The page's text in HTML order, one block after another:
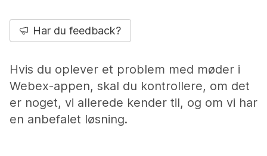
Har du feedback?
Hvis du oplever et problem med møder i
Webex-appen, skal du kontrollere, om det
er noget, vi allerede kender til, og om vi har
en anbefalet løsning.